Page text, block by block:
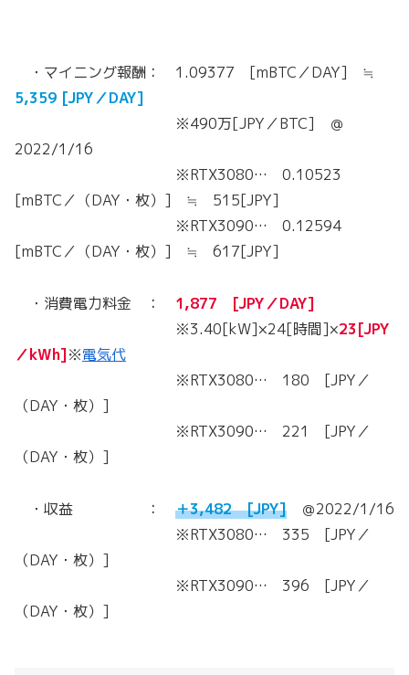
・マイニング報酬： 1.09377 [mBTC／DAY] ≒
5,359 [JPY／DAY]
※490万[JPY／BTC] ＠
2022/1/16
※RTX3080… 0.10523
[mBTC／（DAY・枚）] ≒ 515[JPY]
※RTX3090… 0.12594
[mBTC／（DAY・枚）] ≒ 617[JPY]
・消費電力料金 ： 1,877 [JPY／DAY]
※3.40[kW]×24[時間]×23[JPY
／kWh]※電気代
※RTX3080… 180 [JPY／
（DAY・枚）]
※RTX3090… 221 [JPY／
（DAY・枚）]
・収益 ： ＋3,482 [JPY] ＠2022/1/16
※RTX3080… 335 [JPY／
（DAY・枚）]
※RTX3090… 396 [JPY／
（DAY・枚）]